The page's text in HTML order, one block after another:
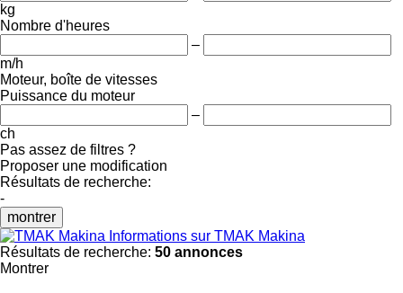
kg
Nombre d'heures
–
m/h
Moteur, boîte de vitesses
Puissance du moteur
–
ch
Pas assez de filtres ?
Proposer une modification
Résultats de recherche:
-
montrer
Informations sur TMAK Makina
Résultats de recherche: 50 annonces
Montrer